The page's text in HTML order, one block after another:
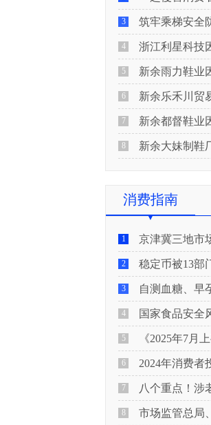
3 筑牢乘梯安全防线
4 浙江利星科技因涉
5 新余雨力鞋业
6 新余乐禾川贸易因
7 新余都督鞋业
8 新余大妹制鞋厂因涉
消费指南
1 京津冀三地市场监督管
2 稳定币被13部门坚
3 自测血糖、早孕……
4 国家食品安全风险评估中心
5 《2025年7月上半月中国
6 2024年消费者
7 八个重点！涉老
8 市场监管总局、中消协联合